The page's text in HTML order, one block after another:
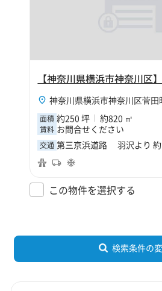
神奈川県横浜市神奈川区菅田
面積 約250 坪 約820 ㎡
賃料 お問合せください
交通 第三京浜道路 羽沢より
この物件を選択する
検索条件の